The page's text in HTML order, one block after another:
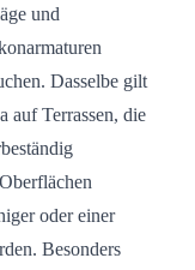
und
Dasselbe gilt
auf Terrassen, die
oder einer
Besonders